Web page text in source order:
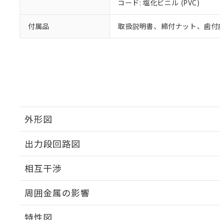
コード: 塩化ビニル (PVC)
付属品 取扱説明書、締付ナット、歯付
外形図
出力段回路図
相互干渉
周囲金属の影響
特性図